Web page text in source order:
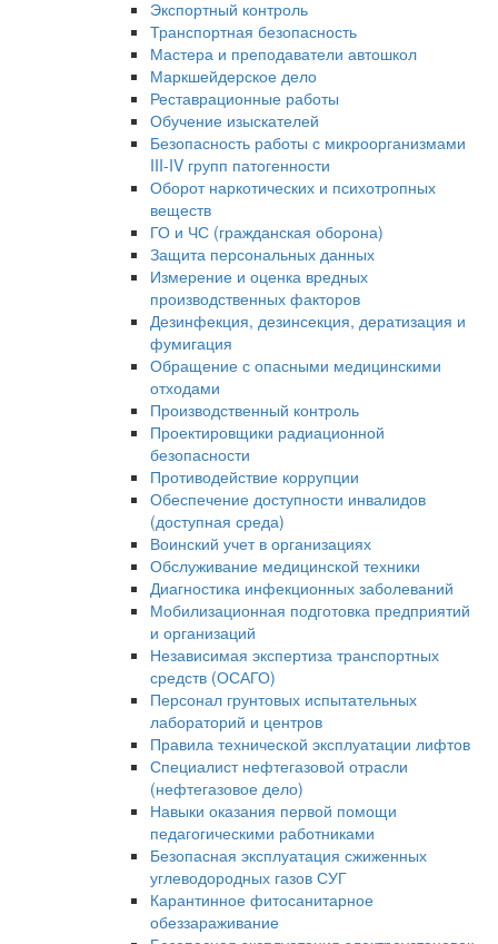
Экспортный контроль
Транспортная безопасность
Мастера и преподаватели автошкол
Маркшейдерское дело
Реставрационные работы
Обучение изыскателей
Безопасность работы с микроорганизмами
III-IV групп патогенности
Оборот наркотических и психотропных
веществ
ГО и ЧС (гражданская оборона)
Защита персональных данных
Измерение и оценка вредных
производственных факторов
Дезинфекция, дезинсекция, дератизация и
фумигация
Обращение с опасными медицинскими
отходами
Производственный контроль
Проектировщики радиационной
безопасности
Противодействие коррупции
Обеспечение доступности инвалидов
(доступная среда)
Воинский учет в организациях
Обслуживание медицинской техники
Диагностика инфекционных заболеваний
Мобилизационная подготовка предприятий
и организаций
Независимая экспертиза транспортных
средств (ОСАГО)
Персонал грунтовых испытательных
лабораторий и центров
Правила технической эксплуатации лифтов
Специалист нефтегазовой отрасли
(нефтегазовое дело)
Навыки оказания первой помощи
педагогическими работниками
Безопасная эксплуатация сжиженных
углеводородных газов СУГ
Карантинное фитосанитарное
обеззараживание